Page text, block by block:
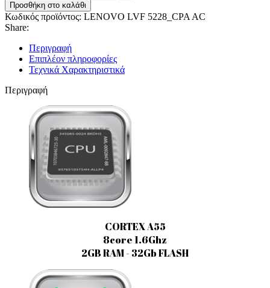
Προσθήκη στο καλάθι
Κωδικός προϊόντος: LENOVO LVF 5228_CPA AC
Share:
Περιγραφή
Επιπλέον πληροφορίες
Τεχνικά Χαρακτηριστικά
Περιγραφή
CORTEX A55
8core 1.6Ghz
2GB RAM - 32Gb FLASH